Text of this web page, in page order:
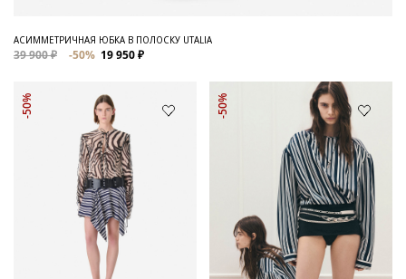
АСИММЕТРИЧНАЯ ЮБКА В ПОЛОСКУ UTALIA
39 900 ₽ -50% 19 950 ₽
-50% -50%